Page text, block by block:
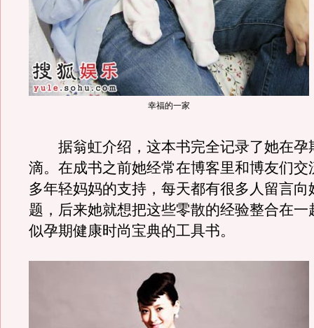
幸福的一家
据翁虹介绍，这本书完全记录了她在孕
滴。在成书之前她经常在博客里和博友们交
多年轻妈妈的支持，每天都有很多人留言向
题，后来她就想把这些零散的经验整合在一
似孕期健康时尚宝典的工具书。